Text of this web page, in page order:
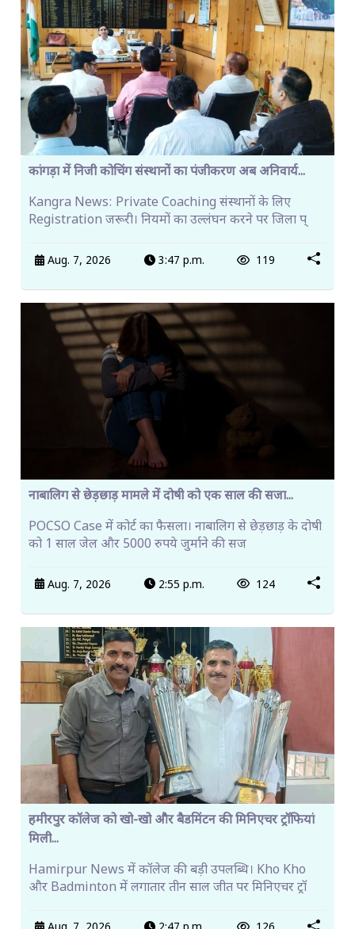
कांगड़ा में निजी कोचिंग संस्थानों का पंजीकरण अब अनिवार्य...
Kangra News: Private Coaching संस्थानों के लिए
Registration जरूरी। नियमों का उल्लंघन करने पर जिला प्
Aug. 7, 2026 3:47 p.m. 119
नाबालिग से छेड़छाड़ मामले में दोषी को एक साल की सजा...
POCSO Case में कोर्ट का फैसला। नाबालिग से छेड़छाड़ के दोषी
को 1 साल जेल और 5000 रुपये जुर्माने की सज
Aug. 7, 2026 2:55 p.m. 124
हमीरपुर कॉलेज को खो-खो और बैडमिंटन की मिनिएचर ट्रॉफियां
मिली...
Hamirpur News में कॉलेज की बड़ी उपलब्धि। Kho Kho
और Badminton में लगातार तीन साल जीत पर मिनिएचर ट्रॉ